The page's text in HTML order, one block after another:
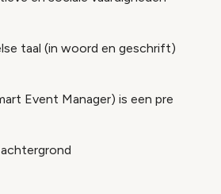
taal (in woord en geschrift)
Event Manager) is een pre